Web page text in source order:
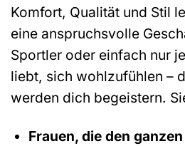
Komfort, Qualität und Stil
eine anspruchsvolle
Sportler oder einfach nur
liebt, sich wohlzufühlen –
werden dich begeistern.
Frauen, die den